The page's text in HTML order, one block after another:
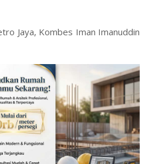
Jaya, Kombes Iman Imanuddin